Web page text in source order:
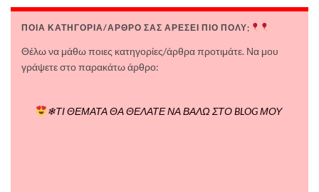
ΠΟΙΑ ΚΑΤΗΓΟΡΙΑ/ΑΡΘΡΟ ΣΑΣ ΑΡΕΣΕΙ ΠΙΟ ΠΟΛΥ;
Θέλω να μάθω ποιες κατηγορίες/άρθρα προτιμάτε. Να μου
γράψετε στο παρακάτω άρθρο:
❄ΤΙ ΘΕΜΑΤΑ ΘΑ ΘΕΛΑΤΕ ΝΑ ΒΑΛΩ ΣΤΟ BLOG ΜΟΥ